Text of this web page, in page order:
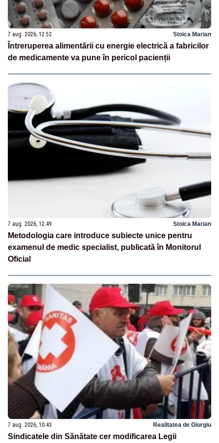
7 aug. 2026, 12:52 Stoica Marian
Întreruperea alimentării cu energie electrică a fabricilor
de medicamente va pune în pericol pacienții
7 aug. 2026, 12:49 Stoica Marian
Metodologia care introduce subiecte unice pentru
examenul de medic specialist, publicată în Monitorul
Oficial
7 aug. 2026, 10:43 Realitatea de Giurgiu
Sindicatele din Sănătate cer modificarea Legii